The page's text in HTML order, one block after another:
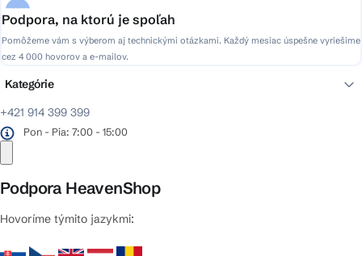
Podpora, na ktorú je spoľah
Pomôžeme vám s výberom aj technickými otázkami. Každý mesiac úspešne vyriešime
cez 4 000 hovorov a e-mailov.
+421 914 399 399
Pon - Pia: 7:00 - 15:00
Podpora HeavenShop
Hovoríme týmito jazykmi:
Kategórie